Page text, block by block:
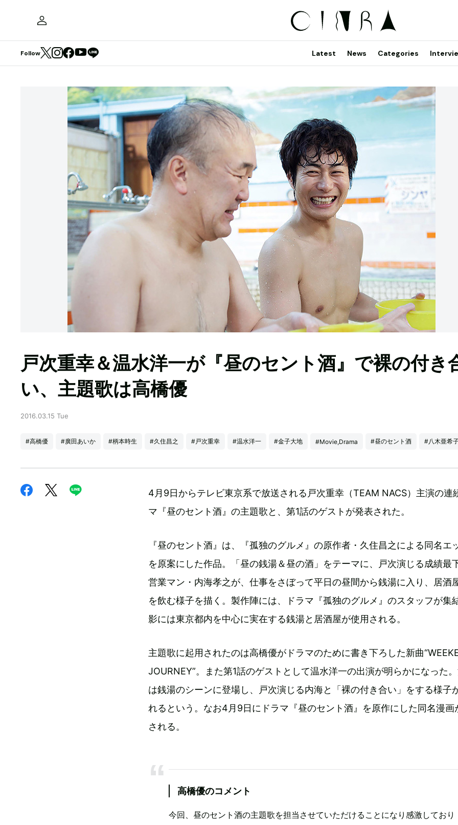
Follow Latest News Categories
戸次重幸＆温水洋一が『昼のセント酒』で裸の付き
い、主題歌は高橋優
2016.03.15 Tue
#高橋優 #廣田あいか #柄本時生 #久住昌之 #戸次重幸 #温水洋一 #金子大地 #Movie,Drama #昼のセント酒 #八木亜希
4月9日からテレビ東京系で放送される戸次重幸（TEAM NACS）主演の連
マ『昼のセント酒』の主題歌と、第1話のゲストが発表された。
『昼のセント酒』は、『孤独のグルメ』の原作者・久住昌之による同名エ
を原案にした作品。「昼の銭湯＆昼の酒」をテーマに、戸次演じる成績最
営業マン・内海孝之が、仕事をさぼって平日の昼間から銭湯に入り、居酒
を飲む様子を描く。製作陣には、ドラマ『孤独のグルメ』のスタッフが集
影には東京都内を中心に実在する銭湯と居酒屋が使用される。
主題歌に起用されたのは高橋優がドラマのために書き下ろした新曲
JOURNEY”。また第1話のゲストとして温水洋一の出演が明らかになった
は銭湯のシーンに登場し、戸次演じる内海と「裸の付き合い」をする様子
れるという。なお4月9日にドラマ『昼のセント酒』を原作にした同名漫画
される。
高橋優のコメント
今回、昼のセント酒の主題歌を担当させていただけることになり感激しており